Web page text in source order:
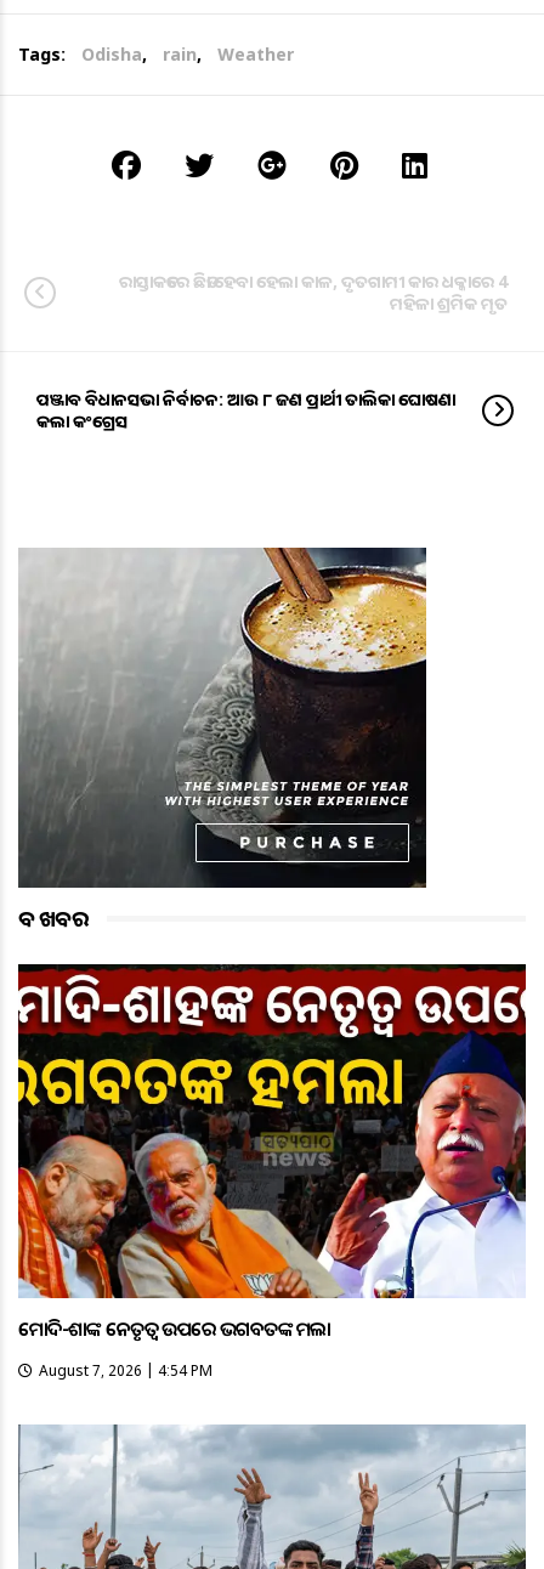
Tags: Odisha, rain, Weather
ରାସ୍ତାକଡରେ ଛିଡା ହେବା ହେଲା କାଳ, ଦୃତଗାମୀ କାର ଧକ୍କାରେ 4
ମହିଳା ଶ୍ରମିକ ମୃତ
ପଞ୍ଜାବ ବିଧାନସଭା ନିର୍ବାଚନ: ଆଉ ୮ ଜଣ ପ୍ରାର୍ଥୀ ତାଲିକା ଘୋଷଣା
କଲା କଂଗ୍ରେସ
ବଡ ଖବର
ମୋଦି-ଶାହଙ୍କ ନେତୃତ୍ୱ ଉପରେ ଭଗବତଙ୍କ ହମଲା
August 7, 2026 | 4:54 PM